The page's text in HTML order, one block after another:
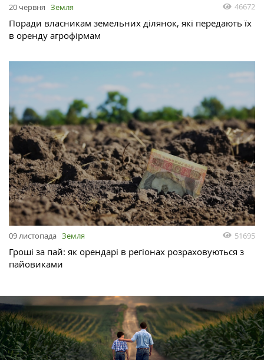
20 червня Земля 46672
Поради власникам земельних ділянок, які передають їх
в оренду агрофірмам
09 листопада Земля 51695
Гроші за пай: як орендарі в регіонах розраховуються з
пайовиками